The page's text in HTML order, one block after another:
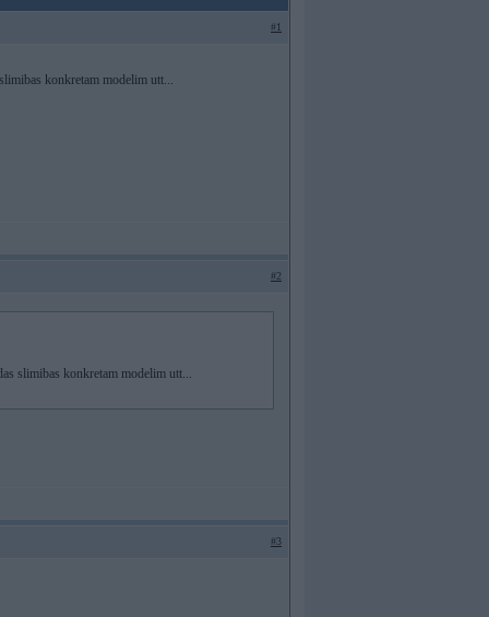
#1
konkretam modelim utt...
#2
slimibas konkretam modelim utt...
#3